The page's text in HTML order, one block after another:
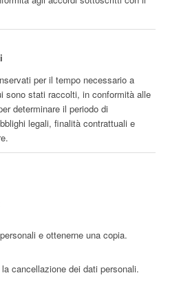
per il tempo necessario a
sono stati raccolti, in conformità alle
determinare il periodo di
legali, finalità contrattuali e
e ottenerne una copia.
cancellazione dei dati personali.